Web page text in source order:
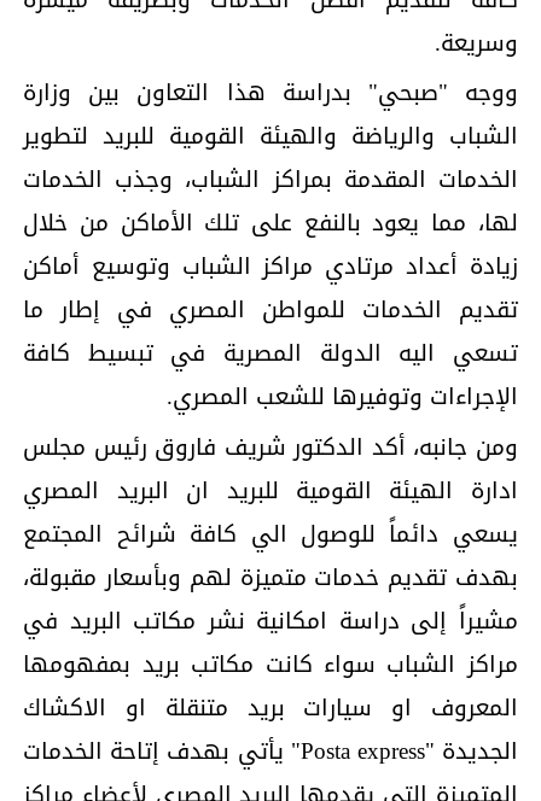
وسريعة.
ووجه "صبحي" بدراسة هذا التعاون بين وزارة
الشباب والرياضة والهيئة القومية للبريد لتطوير
الخدمات المقدمة بمراكز الشباب، وجذب الخدمات
لها، مما يعود بالنفع على تلك الأماكن من خلال
زيادة أعداد مرتادي مراكز الشباب وتوسيع أماكن
تقديم الخدمات للمواطن المصري في إطار ما
تسعي اليه الدولة المصرية في تبسيط كافة
الإجراءات وتوفيرها للشعب المصري.
ومن جانبه، أكد الدكتور شريف فاروق رئيس مجلس
ادارة الهيئة القومية للبريد ان البريد المصري
يسعي دائماً للوصول الي كافة شرائح المجتمع
بهدف تقديم خدمات متميزة لهم وبأسعار مقبولة،
مشيراً إلى دراسة امكانية نشر مكاتب البريد في
مراكز الشباب سواء كانت مكاتب بريد بمفهومها
المعروف او سيارات بريد متنقلة او الاكشاك
الجديدة "Posta express" يأتي بهدف إتاحة الخدمات